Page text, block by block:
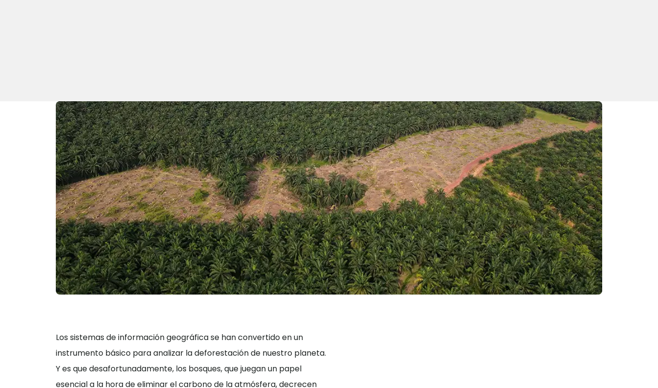
Los sistemas de información geográfica se han convertido en un
instrumento básico para analizar la deforestación de nuestro planeta.
Y es que desafortunadamente, los bosques, que juegan un papel
esencial a la hora de eliminar el carbono de la atmósfera, decrecen